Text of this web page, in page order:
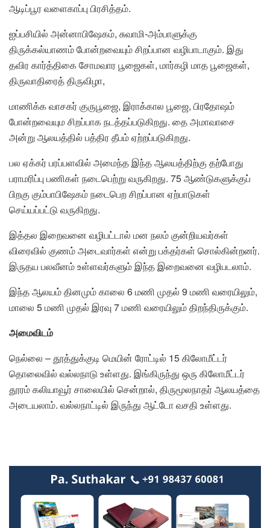
ஆடிப்பூர வளைகாப்பு பிரசித்தம்.
ஐப்பசியில் அன்னாபிஷேகம், சுவாமி-அம்பாளுக்கு
திருக்கல்யாணம் போன்றவையும் சிறப்பான வழிபாடாகும். இது
தவிர கார்த்திகை சோமவார பூஜைகள், மார்கழி மாத பூஜைகள்,
திருவாதிரைத் திருவிழா,
மாணிக்க வாசகர் குருபூஜை, இராக்கால பூஜை, பிரதோஷம்
போன்றவையும சிறப்பாக நடத்தப்படுகிறது. தை அமாவாசை
அன்று ஆலயத்தில் பத்திர தீபம் ஏற்றப்படுகிறது.
பல ஏக்கர் பரப்பளவில் அமைந்த இந்த ஆலயத்திற்கு தற்போது
பராமரிப்பு பணிகள் நடைபெற்று வருகிறது. 75 ஆண்டுகளுக்குப்
பிறகு கும்பாபிஷேகம் நடைபெற சிறப்பான ஏற்பாடுகள்
செய்யப்பட்டு வருகிறது.
இத்தல இறைவனை வழிபட்டால் மன நலம் குன்றியவர்கள்
விரைவில் குணம் அடைவார்கள் என்று பக்தர்கள் சொல்கின்றனர்.
இருதய பலவீனம் உள்ளவர்களும் இந்த இறைவனை வழிபடலாம்.
இந்த ஆலயம் தினமும் காலை 6 மணி முதல் 9 மணி வரையிலும்,
மாலை 5 மணி முதல் இரவு 7 மணி வரையிலும் திறந்திருக்கும்.
அமைவிடம்
நெல்லை – தூத்துக்குடி மெயின் ரோட்டில் 15 கிலோமீட்டர்
தொலைவில் வல்லநாடு உள்ளது. இங்கிருந்து ஒரு கிலோமீட்டர்
தூரம் கலியாவூர் சாலையில் சென்றால், திருமூலநாதர் ஆலயத்தை
அடையலாம். வல்லநாட்டில் இருந்து ஆட்டோ வசதி உள்ளது.